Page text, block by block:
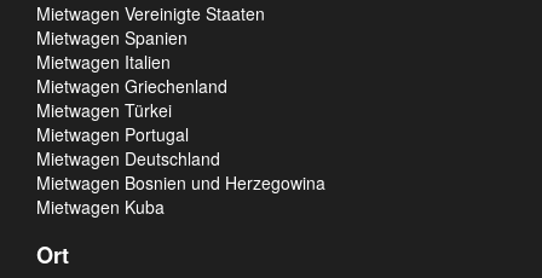
Mietwagen Vereinigte Staaten
Mietwagen Spanien
Mietwagen Italien
Mietwagen Griechenland
Mietwagen Türkei
Mietwagen Portugal
Mietwagen Deutschland
Mietwagen Bosnien und Herzegowina
Mietwagen Kuba
Ort